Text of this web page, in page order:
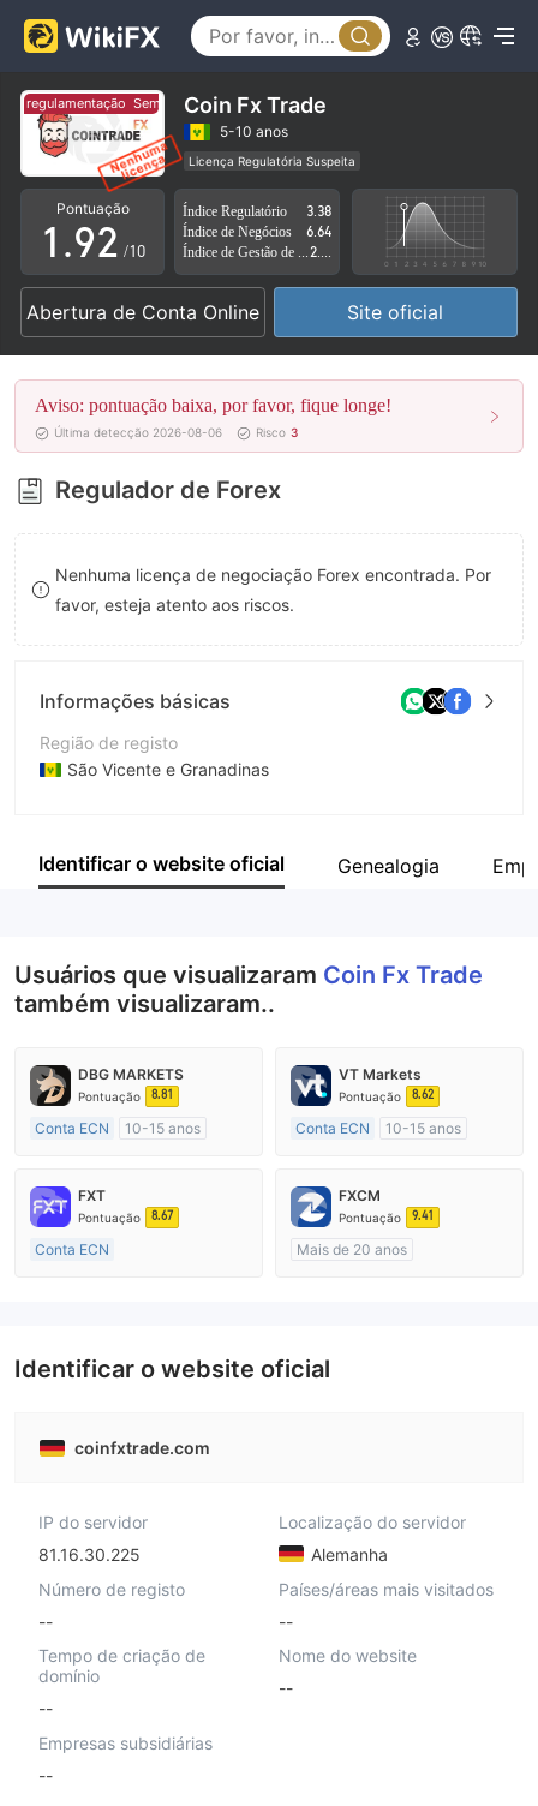
regulamentação Sem regulamentação
Coin Fx Trade
5-10 anos
Licença Regulatória Suspeita
Região de negócios suspeita
Risco potencial alto
Pontuação
0
1
2
3
4
5
6
7
8
9
.
5
6
7
8
9
0
1
2
3
4
5
6
7
8
9
/10
Índice Regulatório
3.38
Índice de Negócios
6.64
Abertura de Conta Online Site oficial
Aviso: pontuação baixa, por favor, fique longe!
Última detecção 2026-08-06 Risco 3
Regulador de Forex
Nenhuma licença de negociação Forex encontrada. Por
favor, esteja atento aos riscos.
Informações básicas
Região de registo
São Vicente e Granadinas
Empresa
Identificar o website oficial Genealogia
Usuários que visualizaram Coin Fx Trade
também visualizaram..
DBG MARKETS
Pontuação 8.81
Conta ECN
10-15 anos
Market Marketing (MM)
Etiqueta principal MT4
VT Markets
Pontuação 8.62
Conta ECN
10-15 anos
Market Marketing (MM)
Etiqueta principal MT4
FXT
Pontuação 8.67
Conta ECN
Etiqueta principal MT4
FXCM
Pontuação 9.41
Mais de 20 anos
Identificar o website oficial
coinfxtrade.com
IP do servidor
81.16.30.225
Localização do servidor
Alemanha
Número de registo
--
Países/áreas mais visitados
--
Tempo de criação de
domínio
--
Nome do website
--
Empresas subsidiárias
--